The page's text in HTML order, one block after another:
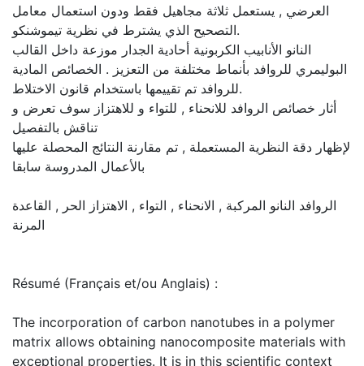
العرضي , يستعمل ثلاثة مجاهيل فقط ودون استعمال معامل
التصحيح الذي يشترط في نظرية تيموشنكو.
النانو الأنابيب الكربونية أحادية الجدار موزعة داخل القالب
البوليمري للروافد بأنماط مختلفة من التعزيز . الخصائص المادية
للروافد تم تقييمها باستخدام قانون الاختلاط.
أثار خصائص الروافد للانحناء , للتواء و للاهتزاز سوف تعرض و
تناقش بالتفصيل
لإظهار دقة النظرية المستعملة , تم مقارنة النتائج المحصلة عليها
بالأعمال المدروسة سابقا
الروافد النانو المركبة , الانحناء , التواء , الاهتزاز الحر , القاعدة
المرنة
Résumé (Français et/ou Anglais) :
The incorporation of carbon nanotubes in a polymer
matrix allows obtaining nanocomposite materials with
exceptional properties. It is in this scientific context